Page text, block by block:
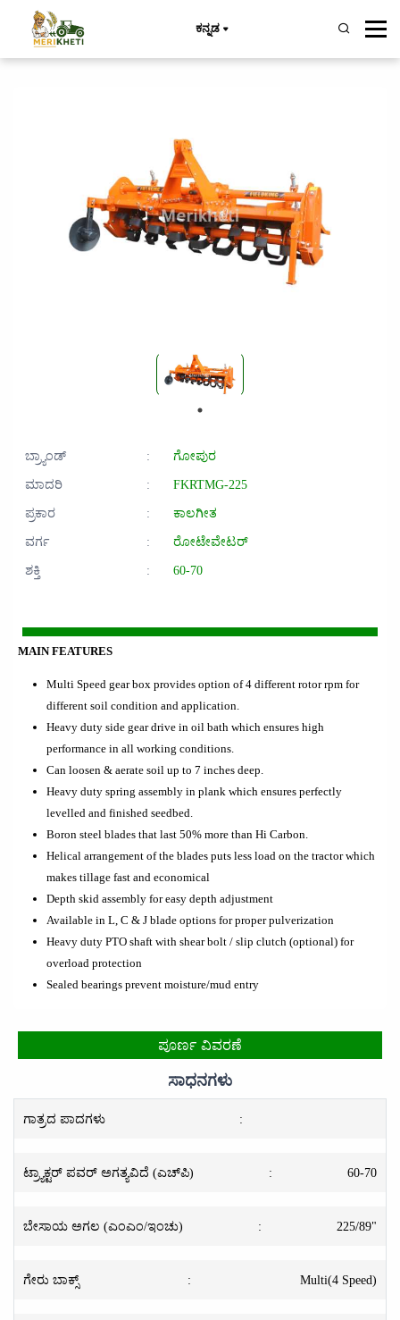
ಕನ್ನಡ
ಬ್ರ್ಯಾಂಡ್ :
ಗೋಪುರ
ಮಾದರಿ
:
FKRTMG-225
ಪ್ರಕಾರ
:
ಕಾಲಗೀತ
ವರ್ಗ
:
ರೋಟೇವೇಟರ್
ಶಕ್ತಿ
: 60-70
MAIN FEATURES
Multi Speed gear box provides option of 4 different rotor rpm for
different soil condition and application.
Heavy duty side gear drive in oil bath which ensures high
performance in all working conditions.
Can loosen & aerate soil up to 7 inches deep.
Heavy duty spring assembly in plank which ensures perfectly
levelled and finished seedbed.
Boron steel blades that last 50% more than Hi Carbon.
Helical arrangement of the blades puts less load on the tractor which
makes tillage fast and economical
Depth skid assembly for easy depth adjustment
Available in L, C & J blade options for proper pulverization
Heavy duty PTO shaft with shear bolt / slip clutch (optional) for
overload protection
Sealed bearings prevent moisture/mud entry
ಪೂರ್ಣ ವಿವರಣೆ
ಸಾಧನಗಳು
ಗಾತ್ರದ ಪಾದಗಳು :
ಟ್ರ್ಯಾಕ್ಟರ್ ಪವರ್ ಅಗತ್ಯವಿದೆ (ಎಚ್‌ಪಿ) : 60-70
ಬೇಸಾಯ ಅಗಲ (ಎಂಎಂ/ಇಂಚು) : 225/89"
ಗೇರು ಬಾಕ್ಸ್ : Multi(4 Speed)